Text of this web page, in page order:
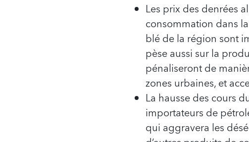
Les prix des denrées
consommation dans
blé de la région sont
pèse aussi sur la
pénaliseront de
zones urbaines, et
La hausse des cours
importateurs de
qui aggravera les